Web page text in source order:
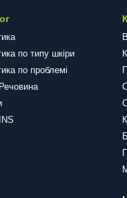
по типу шкіри
по проблемі